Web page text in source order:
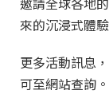
來的沉浸式體驗
更多活動訊息
可至網站查詢。